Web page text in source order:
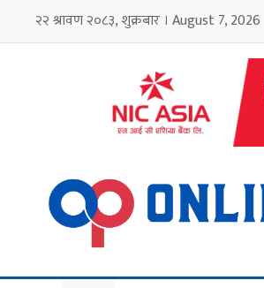
२२ श्रावण २०८३, शुक्रबार । August 7, 2026